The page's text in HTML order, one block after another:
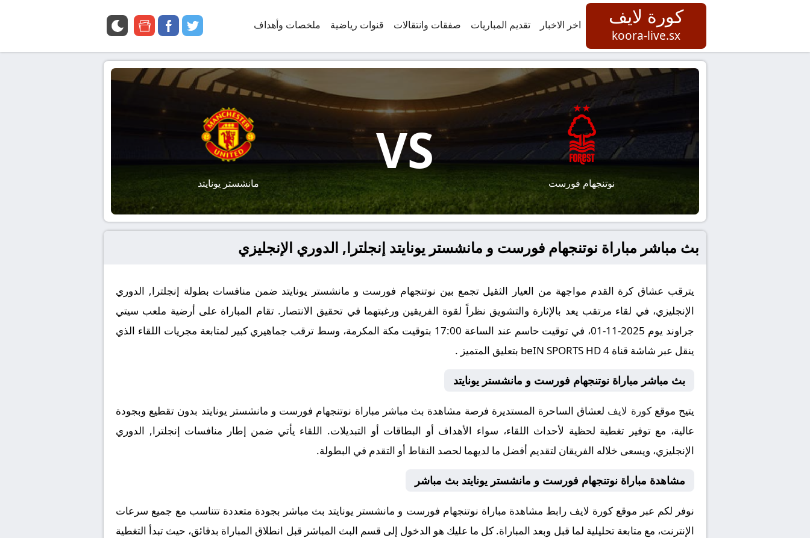
كورة لايف
koora-live.sx
اخر الاخبار تقديم المباريات صفقات وانتقالات قنوات رياضية ملخصات وأهداف twitter
facebook
google
نوتنجهام فورست
VS
مانشستر يونايتد
بث مباشر مباراة نوتنجهام فورست و مانشستر يونايتد إنجلترا, الدوري الإنجليزي
يترقب عشاق كرة القدم مواجهة من العيار الثقيل تجمع بين نوتنجهام فورست و مانشستر يونايتد ضمن منافسات بطولة إنجلترا, الدوري
الإنجليزي، في لقاء مرتقب يعد بالإثارة والتشويق نظراً لقوة الفريقين ورغبتهما في تحقيق الانتصار. تقام المباراة على أرضية ملعب سيتي
جراوند يوم 2025-11-01، في توقيت حاسم عند الساعة 17:00 بتوقيت مكة المكرمة، وسط ترقب جماهيري كبير لمتابعة مجريات اللقاء الذي
ينقل عبر شاشة قناة beIN SPORTS HD 4 بتعليق المتميز .
بث مباشر مباراة نوتنجهام فورست و مانشستر يونايتد
يتيح موقعكورة لايف لعشاق الساحرة المستديرة فرصة مشاهدة بث مباشر مباراة نوتنجهام فورست و مانشستر يونايتد بدون تقطيع وبجودة
عالية، مع توفير تغطية لحظية لأحداث اللقاء، سواء الأهداف أو البطاقات أو التبديلات. اللقاء يأتي ضمن إطار منافسات إنجلترا, الدوري
الإنجليزي، ويسعى خلاله الفريقان لتقديم أفضل ما لديهما لحصد النقاط أو التقدم في البطولة.
مشاهدة مباراة نوتنجهام فورست و مانشستر يونايتد بث مباشر
نوفر لكم عبر موقع كورة لايف رابط مشاهدة مباراة نوتنجهام فورست و مانشستر يونايتد بث مباشر بجودة متعددة تتناسب مع جميع سرعات
الإنترنت، مع متابعة تحليلية لما قبل وبعد المباراة. كل ما عليك هو الدخول إلى قسم البث المباشر قبل انطلاق المباراة بدقائق، حيث تبدأ التغطية